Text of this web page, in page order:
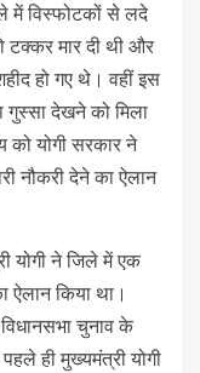
में विस्फोटकों से लदे
मार दी थी और
हो गए थे। वहीं इस
गुस्सा देखने को मिला
को योगी सरकार ने
नौकरी देने का ऐलान
योगी ने जिले में एक
किया था।
चुनाव के
ही मुख्यमंत्री योगी